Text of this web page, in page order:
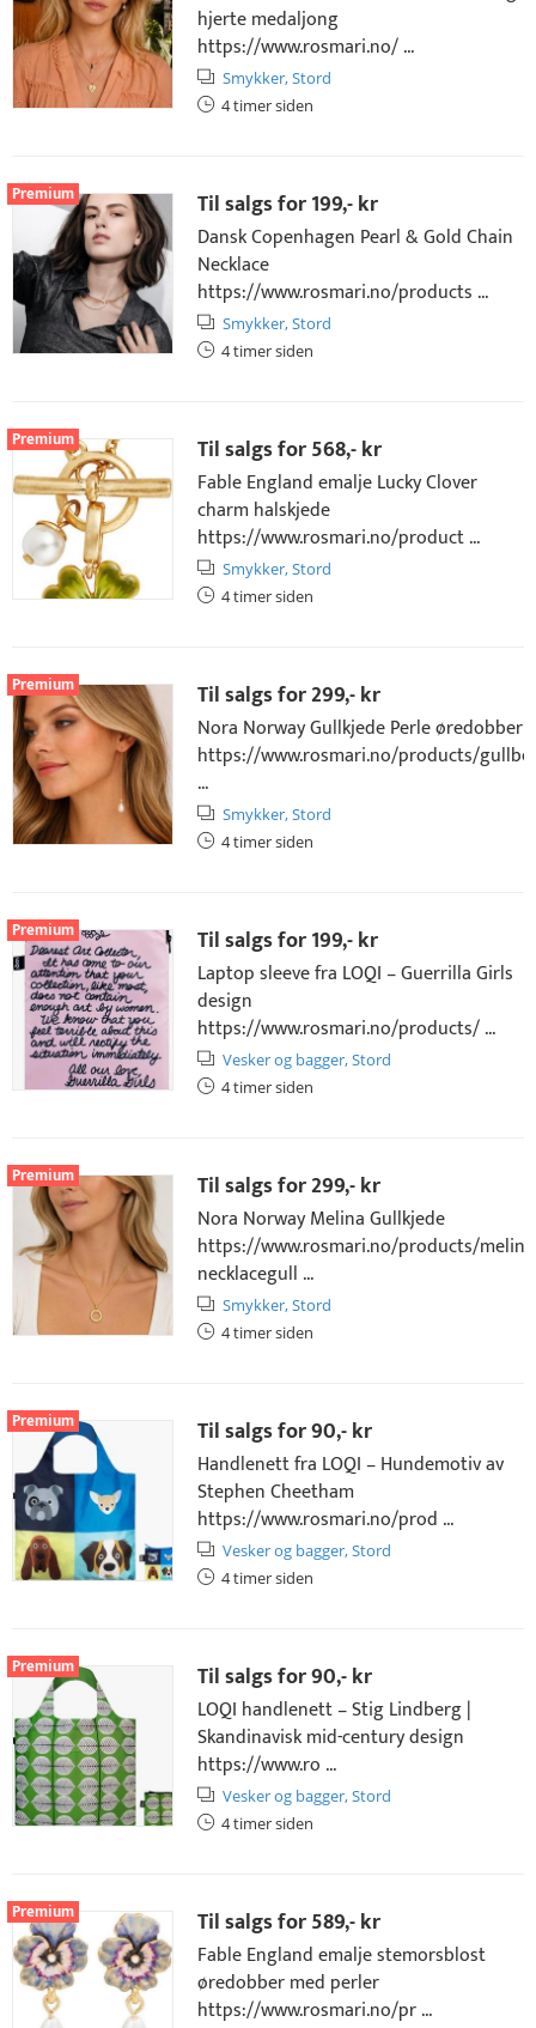
hjerte medaljong
https://www.rosmari.no/ ...
Smykker,Stord
4 timer siden
Premium Til salgs for199,- kr
Dansk Copenhagen Pearl & Gold Chain
Necklace
https://www.rosmari.no/products ...
Smykker,Stord
4 timer siden
Premium Til salgs for568,- kr
Fable England emalje Lucky Clover
charm halskjede
https://www.rosmari.no/product ...
Smykker,Stord
4 timer siden
Premium Til salgs for299,- kr
Nora Norway Gullkjede Perle øredobber
https://www.rosmari.no/products/
...
Smykker,Stord
4 timer siden
Premium Til salgs for199,- kr
Laptop sleeve fra LOQI – Guerrilla Girls
design
https://www.rosmari.no/products/ ...
Vesker og bagger,Stord
4 timer siden
Premium Til salgs for299,- kr
Nora Norway Melina Gullkjede
https://www.rosmari.no/products/
necklacegull ...
Smykker,Stord
4 timer siden
Premium Til salgs for90,- kr
Handlenett fra LOQI – Hundemotiv av
Stephen Cheetham
https://www.rosmari.no/prod ...
Vesker og bagger,Stord
4 timer siden
Premium Til salgs for90,- kr
LOQI handlenett – Stig Lindberg |
Skandinavisk mid-century design
https://www.ro ...
Vesker og bagger,Stord
4 timer siden
Premium Til salgs for589,- kr
Fable England emalje stemorsblost
øredobber med perler
https://www.rosmari.no/pr ...